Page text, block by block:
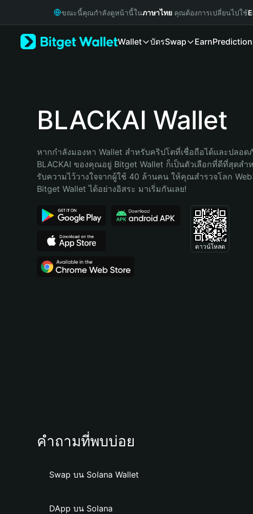
Русский
Bahasa Indonesia
Português (Brasil)
ขณะนี้คุณกำลังดูหน้านี้ในภาษาไทย คุณต้องการเปลี่ยนไปใช้
Wallet บัตรSwap Earn
BLACKAI Wallet
หากกำลังมองหา Wallet สำหรับคริปโตที่เชื่อถือได้และปลอด
BLACKAI ของคุณอยู่ Bitget Wallet ก็เป็นตัวเลือกที่ดีที่สุดส
รับความไว้วางใจจากผู้ใช้ 40 ล้านคน ให้คุณสำรวจโลก
Bitget Wallet ได้อย่างอิสระ มาเริ่มกันเลย!
ดาวน์โหลด
คำถามที่พบบ่อย
Swap บน Solana Wallet
DApp บน Solana